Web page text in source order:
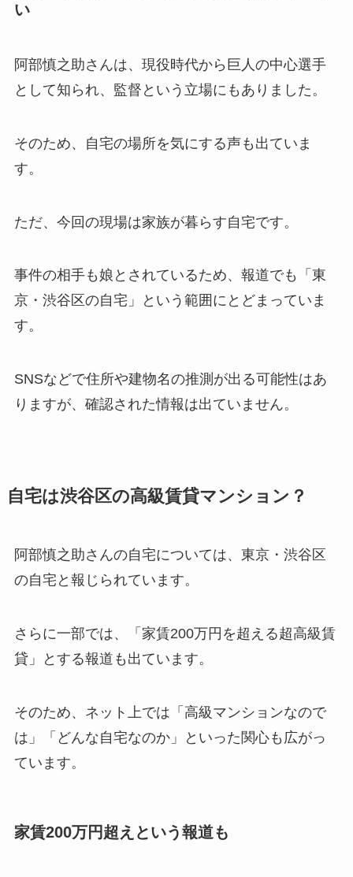
い
阿部慎之助さんは、現役時代から巨人の中心選手
として知られ、監督という立場にもありました。
そのため、自宅の場所を気にする声も出ていま
す。
ただ、今回の現場は家族が暮らす自宅です。
事件の相手も娘とされているため、報道でも「東
京・渋谷区の自宅」という範囲にとどまっていま
す。
SNSなどで住所や建物名の推測が出る可能性はあ
りますが、確認された情報は出ていません。
自宅は渋谷区の高級賃貸マンション？
阿部慎之助さんの自宅については、東京・渋谷区
の自宅と報じられています。
さらに一部では、「家賃200万円を超える超高級賃
貸」とする報道も出ています。
そのため、ネット上では「高級マンションなので
は」「どんな自宅なのか」といった関心も広がっ
ています。
家賃200万円超えという報道も